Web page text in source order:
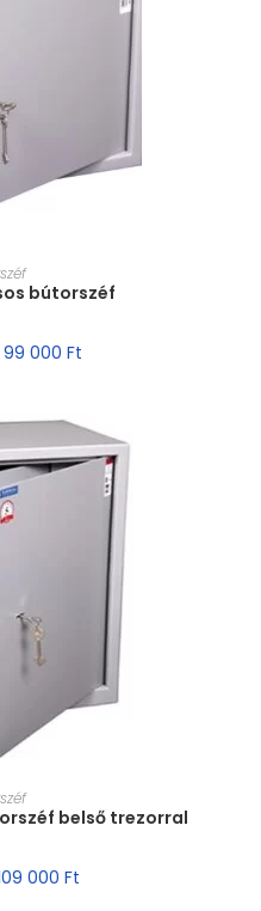
bútorszéf
99 000 Ft
belső trezorral
000 Ft